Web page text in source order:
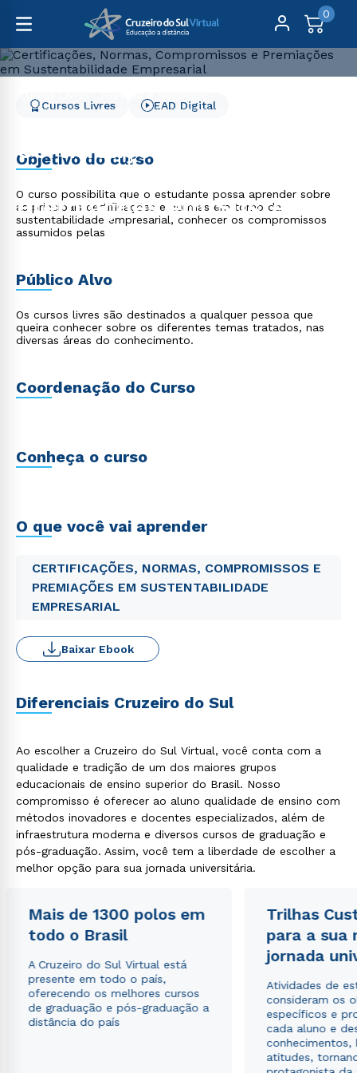
0
Certificações, Normas, Compromissos e Premiações em
Certificações, Normas,
Compromissos e
Premiações em Sustent.
Empresarial
Cursos Livres EAD Digital
Objetivo do curso
O curso possibilita que o estudante possa aprender sobre
as principais certificações e normas em torno da
sustentabilidade empresarial, conhecer os compromissos
assumidos pelas
Público Alvo
Os cursos livres são destinados a qualquer pessoa que
queira conhecer sobre os diferentes temas tratados, nas
diversas áreas do conhecimento.
Coordenação do Curso
Conheça o curso
O que você vai aprender
CERTIFICAÇÕES, NORMAS, COMPROMISSOS E
PREMIAÇÕES EM SUSTENTABILIDADE
EMPRESARIAL
Baixar Ebook
Diferenciais Cruzeiro do Sul
Ao escolher a Cruzeiro do Sul Virtual, você conta com a
qualidade e tradição de um dos maiores grupos
educacionais de ensino superior do Brasil. Nosso
compromisso é oferecer ao aluno qualidade de ensino com
métodos inovadores e docentes especializados, além de
infraestrutura moderna e diversos cursos de graduação e
pós-graduação. Assim, você tem a liberdade de escolher a
melhor opção para sua jornada universitária.
Mais de 1300 polos em
todo o Brasil
A Cruzeiro do Sul Virtual está
presente em todo o país,
oferecendo os melhores cursos
de graduação e pós-graduação a
distância do país
Trilhas
para a sua
jornada
Atividades de
consideram os
específicos e
cada aluno e
conhecimentos,
atitudes,